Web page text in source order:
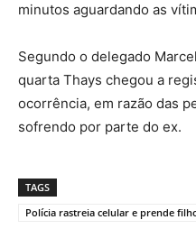
minutos aguardando as
Segundo o delegado
quarta Thays chegou a
ocorrência, em razão das
sofrendo por parte do ex.
TAGS
Polícia rastreia celular e prende